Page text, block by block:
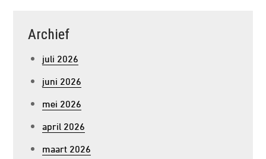
Archief
juli 2026
juni 2026
mei 2026
april 2026
maart 2026